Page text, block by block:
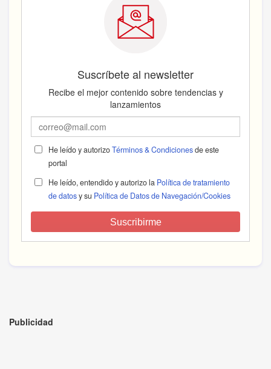
Suscríbete al newsletter
Recibe el mejor contenido sobre tendencias y
lanzamientos
He leído y autorizoTérminos & Condicionesde este
portal
He leído, entendido y autorizo la Política de tratamiento
de datosy su Política de Datos de Navegación/Cookies
Suscribirme
Publicidad